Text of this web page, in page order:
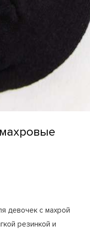
девочек с махрой
резинкой и